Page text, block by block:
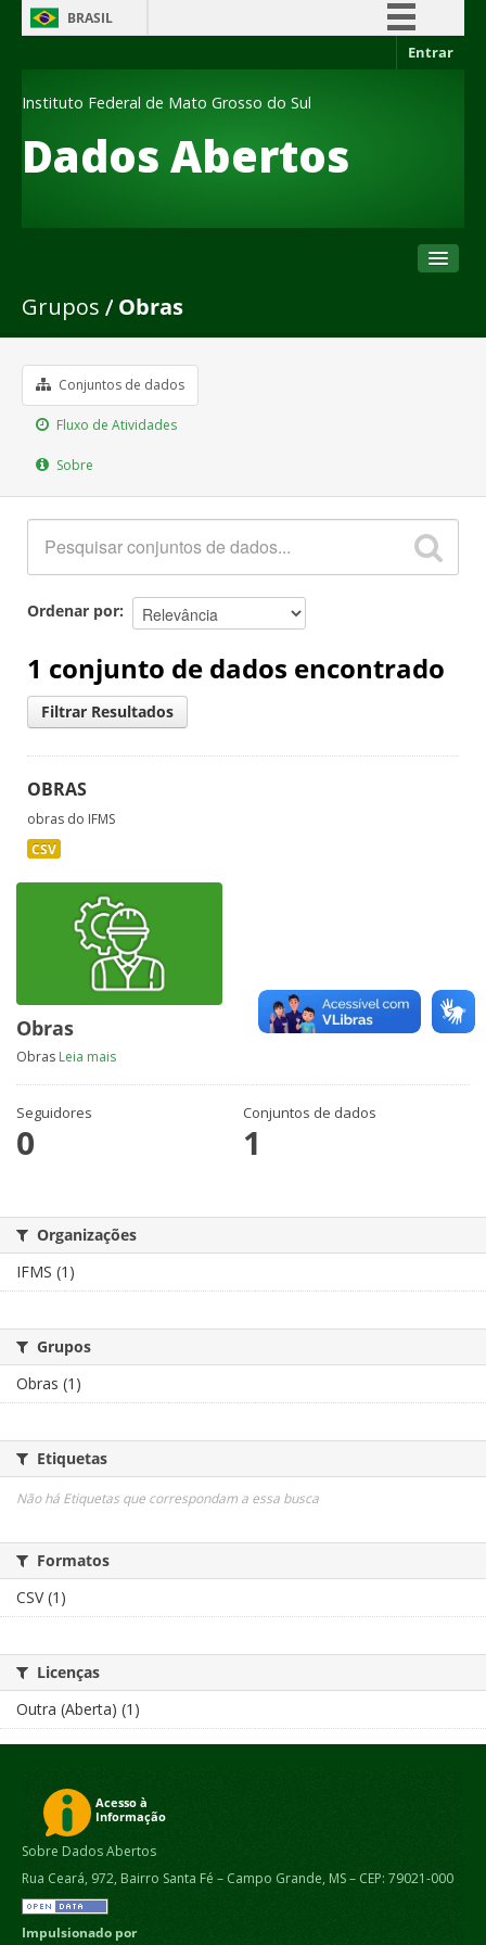
BRASIL
Acesso à informação
Canais
Entrar
Dados Abertos
Instituto Federal de Mato Grosso do Sul
Conjuntos de dados
Organizações
Grupos
Grupos Obras
Conjuntos de dados
Fluxo de Atividades
Sobre
Ordenar por
1 conjunto de dados encontrado
Filtrar Resultados
OBRAS
obras do IFMS
CSV
Obras
Obras Leia mais
Seguidores
0
Conjuntos de dados
1
Organizações
IFMS (1)
Grupos
Obras (1)
Etiquetas
Não há Etiquetas que correspondam a essa busca
Formatos
CSV (1)
Licenças
Outra (Aberta) (1)
Sobre Dados Abertos
Rua Ceará, 972, Bairro Santa Fé – Campo Grande, MS – CEP: 79021-000
Impulsionado por